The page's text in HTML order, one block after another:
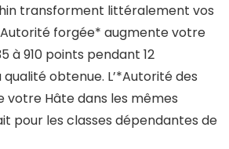
transforment littéralement vos
forgée* augmente votre
à 910 points pendant 12
obtenue. L’*Autorité des
Hâte dans les mêmes
pour les classes dépendantes de